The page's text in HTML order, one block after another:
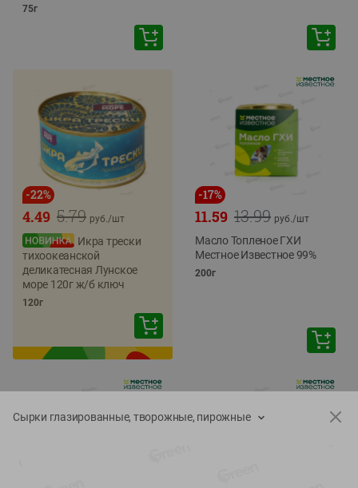
75г
-22%
5.79
4.49 руб./шт
Икра трески
тихоокеанской
деликатесная Лунское
море 120г ж/б ключ
120г
-17%
13.99
11.59 руб./шт
Масло Топленое ГХИ
Местное Известное 99%
200г
Сырки глазированные, творожные, пирожные